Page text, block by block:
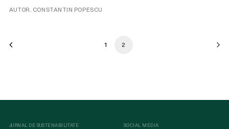
AUTOR. CONSTANTIN POPESCU
1 2
JURNAL DE SUSTENABILITATE SOCIAL MEDIA